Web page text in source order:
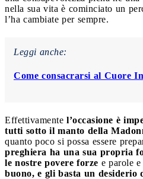
nella sua vita è cominciato un
l’ha cambiate per sempre.
Leggi anche:
Come consacrarsi al Cuore
Effettivamente l’occasione è
tutti sotto il manto della
quanto poco si possa essere
preghiera ha una sua propria
le nostre povere forze e parole
buono, e gli basta un desiderio